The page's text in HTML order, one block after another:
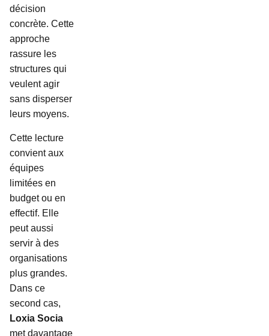
décision
concrète. Cette
approche
rassure les
structures qui
veulent agir
sans disperser
leurs moyens.
Cette lecture
convient aux
équipes
limitées en
budget ou en
effectif. Elle
peut aussi
servir à des
organisations
plus grandes.
Dans ce
second cas,
Loxia Socia
met davantage